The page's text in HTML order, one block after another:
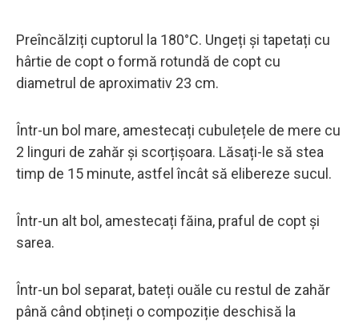
Preîncălziți cuptorul la 180°C. Ungeți și tapetați cu
hârtie de copt o formă rotundă de copt cu
diametrul de aproximativ 23 cm.
Într-un bol mare, amestecați cubulețele de mere cu
2 linguri de zahăr și scorțișoara. Lăsați-le să stea
timp de 15 minute, astfel încât să elibereze sucul.
Într-un alt bol, amestecați făina, praful de copt și
sarea.
Într-un bol separat, bateți ouăle cu restul de zahăr
până când obțineți o compoziție deschisă la